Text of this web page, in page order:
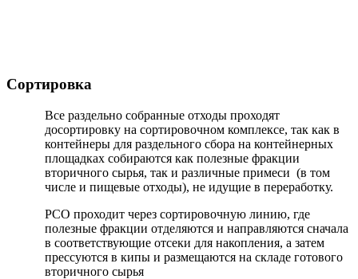
Сортировка
Все раздельно собранные отходы проходят
досортировку на сортировочном комплексе, так как в
контейнеры для раздельного сбора на контейнерных
площадках собираются как полезные фракции
вторичного сырья, так и различные примеси (в том
числе и пищевые отходы), не идущие в переработку.
РСО проходит через сортировочную линию, где
полезные фракции отделяются и направляются сначала
в соответствующие отсеки для накопления, а затем
прессуются в кипы и размещаются на складе готового
вторичного сырья